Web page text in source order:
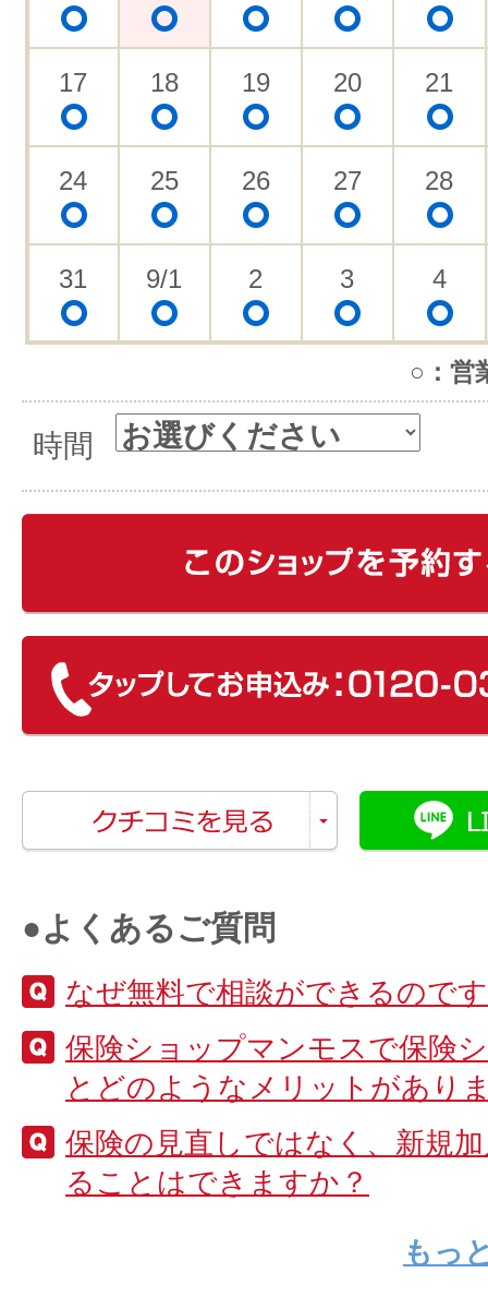
17 18 19 20 21
24 25 26 27 28
31 9/1 2 3 4
○：営
時間
●よくあるご質問
なぜ無料で相談ができるので
保険ショップマンモスで保険
とどのようなメリットがあり
保険の見直しではなく、新規
ることはできますか？
もっ